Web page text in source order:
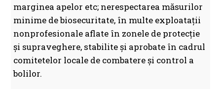
marginea apelor etc; nerespectarea măsurilor
minime de biosecuritate, în multe exploataţii
nonprofesionale aflate în zonele de protecţie
şi supraveghere, stabilite şi aprobate în cadrul
comitetelor locale de combatere și control a
bolilor.